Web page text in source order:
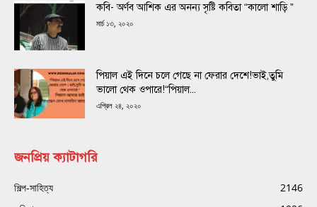
কবি- অর্ণব আশিক এর অনন্য সৃষ্টি কবিতা “কালো শাড়ি ”
মার্চ ১৩, ২০২০
পিয়াল এই দিনে চলে গেছে না ফেরার দেশে!ভাই,তুমি
ভালো থেক ওপারে!“পিয়াল...
এপ্রিল ২৪, ২০২০
জনপ্রিয় ক্যাটাগরি
শিল্প-সাহিত্য
2146